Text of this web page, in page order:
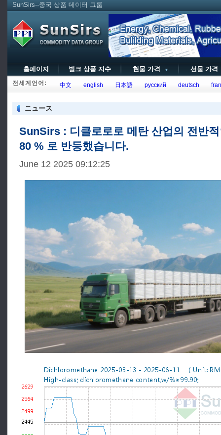
SunSirs--중국 상품 데이터 그룹
홈페이지 벌크 상품 지수 현물 가격 ▼ 선물 가
전세계언어: 中文 english 日本語 русский deutsch
ニュース
SunSirs : 디클로로로 메탄 산업의 전반
80 % 로 반등했습니다.
June 12 2025 09:12:25